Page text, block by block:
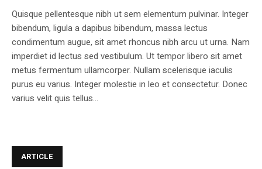
Quisque pellentesque nibh ut sem elementum pulvinar. Integer
bibendum, ligula a dapibus bibendum, massa lectus
condimentum augue, sit amet rhoncus nibh arcu ut urna. Nam
imperdiet id lectus sed vestibulum. Ut tempor libero sit amet
metus fermentum ullamcorper. Nullam scelerisque iaculis
purus eu varius. Integer molestie in leo et consectetur. Donec
varius velit quis tellus...
ARTICLE